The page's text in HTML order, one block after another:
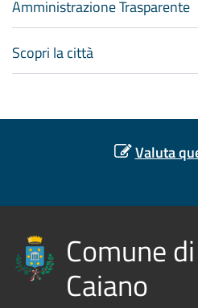
Amministrazione Trasparente
Scopri la città
Valuta
Comune
Caiano